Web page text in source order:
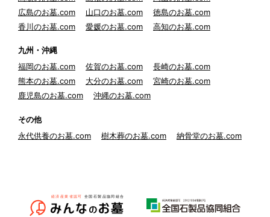
広島のお墓.com
山口のお墓.com
徳島のお墓.com
香川のお墓.com
愛媛のお墓.com 高知のお墓.com
九州・沖縄
福岡のお墓.com
佐賀のお墓.com
長崎のお墓.com
熊本のお墓.com
大分のお墓.com
宮崎のお墓.com
鹿児島のお墓.com
沖縄のお墓.com
その他
永代供養のお墓.com
樹木葬のお墓.com 納骨堂のお墓.com